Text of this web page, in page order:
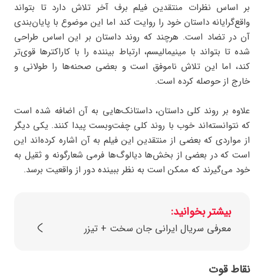
بر اساس نظرات منتقدین فیلم برف آخر تلاش دارد تا بتواند
واقع‌گرایانه داستان خود را روایت کند اما این موضوع با پایان‌بندی
آن در تضاد است. هرچند که روند داستان بر این اساس طراحی
شده تا بتواند با مینیمالیسم، ارتباط بیننده را با کاراکترها قوی‌تر
کند، اما این تلاش ناموفق است و بعضی صحنه‌ها را طولانی و
خارج از حوصله کرده است.
علاوه بر روند کلی داستان، داستانک‌هایی به آن اضافه شده است
که نتوانسته‌اند خوب با روند کلی چفت‌وبست پیدا کنند. یکی دیگر
از مواردی که بعضی از منتقدین این فیلم به آن اشاره کرده‌اند این
است که در بعضی از بخش‌ها دیالوگ‌ها فرمی شعارگونه و ثقیل به
خود می‌گیرند که ممکن است به نظر ببینده دور از واقعیت برسد.
بیشتر بخوانید:
معرفی سریال ایرانی جان سخت + تیزر
نقاط قوت